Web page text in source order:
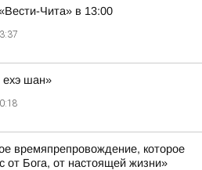
Чита» в 13:00
шан»
времяпрепровождение, которое
от Бога, от настоящей жизни»